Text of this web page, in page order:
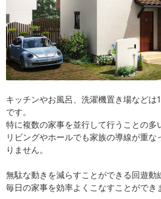
キッチンやお風呂、洗濯機置き場などは
です。
特に複数の家事を並行して行うことの多
リビングやホールでも家族の導線が重
りません。
無駄な動きを減らすことができる回遊動
毎日の家事を効率よくこなすことができ